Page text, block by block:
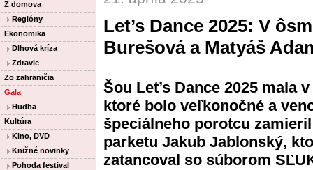
Z domova
Regióny
Ekonomika
Dlhová kríza
Zdravie
Zo zahraničia
Gala
Hudba
Kultúra
Kino, DVD
Knižné novinky
Pohoda festival
Let’s Dance 2025: V
Burešová a Matyáš
Šou Let’s Dance 2025 mala
ktoré bolo veľkonočné a
špeciálneho porotcu
parketu Jakub Jablonský,
zatancoval so súborom